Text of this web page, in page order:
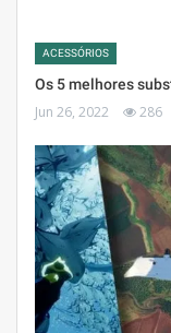
ACESSÓRIOS
Os 5 melhores
Jun 26, 2022 286